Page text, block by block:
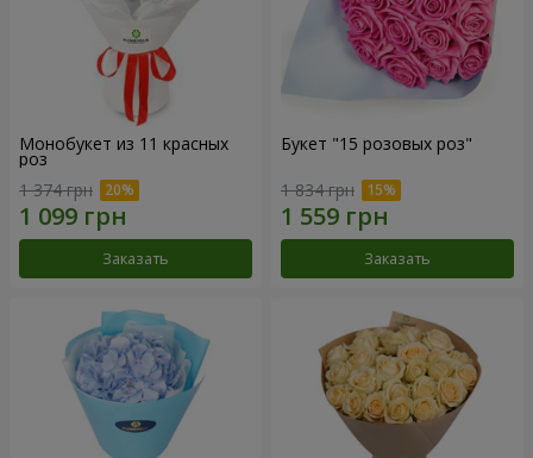
Монобукет из 11 красных
роз
1 374 грн
Заказать
Букет "15 розовых роз"
1 834 грн
Заказать